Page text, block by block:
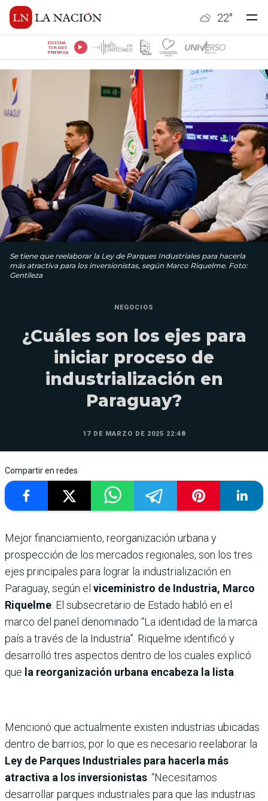
22°
ESCUCHÁ
TU RADIO
PREFERIDA
Se tiene que reelaborar la Ley de Parques Industriales para hacerla
más atractiva para los inversionistas, según Marco Riquelme. Foto:
Gentileza
NEGOCIOS
¿Cuáles son los ejes para
iniciar proceso de
industrialización en
Paraguay?
17 DE MARZO DE 2025 22:48
Compartir en redes
Mejor financiamiento, reorganización urbana y
prospección de los mercados regionales, son los tres
ejes principales para lograr la industrialización en
Paraguay, según el viceministro de Industria, Marco
Riquelme . El subsecretario de Estado habló en el
marco del panel denominado “La identidad de la marca
país a través de la Industria”. Riquelme identificó y
desarrolló tres aspectos dentro de los cuales explicó
que la reorganización urbana encabeza la lista
Mencionó que actualmente existen industrias ubicadas
dentro de barrios, por lo que es necesario reelaborar la
Ley de Parques Industriales para hacerla más
atractiva a los inversionistas . “Necesitamos
desarrollar parques industriales para que las industrias